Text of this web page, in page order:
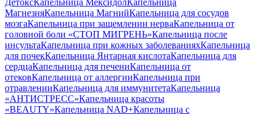
ДетоксКапельница МексидолКапельница
МагнезияКапельница МагнийКапельница для сосудов
мозгаКапельница при защемлении нерваКапельница от
головной боли «СТОП МИГРЕНЬ»Капельница после
инсультаКапельница при кожных заболеванияхКапельница
для почекКапельница Янтарная кислотаКапельница для
сердцаКапельница для печениКапельница от
отековКапельница от аллергииКапельница при
отравленииКапельница для иммунитетаКапельница
«АНТИСТРЕСС»Капельница красоты
«BEAUTY»Капельница NAD+Капельница с